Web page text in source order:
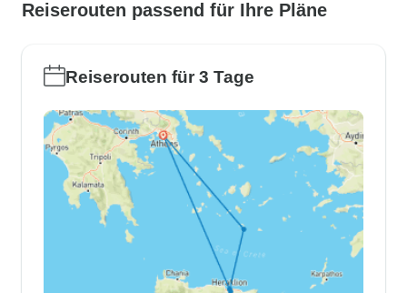
Reiserouten passend für Ihre Pläne
Reiserouten für 3 Tage